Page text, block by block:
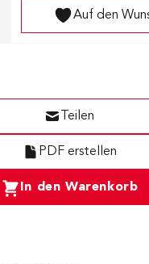
Auf den
In den Warenkorb
PDF erstellen
Teilen